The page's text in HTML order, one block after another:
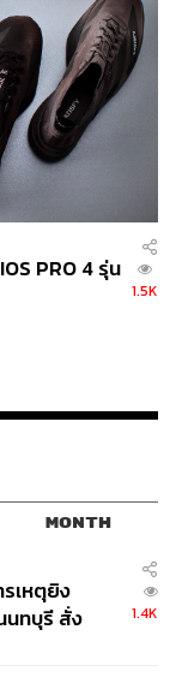
PRO 4 รุ่น
1.5K
MONTH
เหตุยิง
นทบุรี สั่ง
1.4K